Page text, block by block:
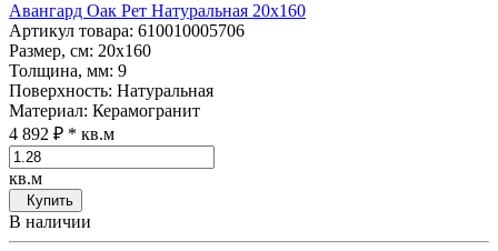
Авангард Оак Рет Натуральная 20x160
Артикул товара: 610010005706
Размер, см: 20x160
Толщина, мм: 9
Поверхность: Натуральная
Материал: Керамогранит
4 892 ₽ * кв.м
кв.м
Купить
В наличии